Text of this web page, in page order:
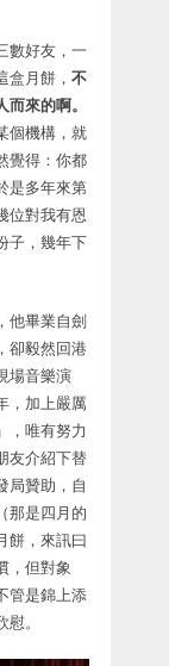
數好友，一
盒月餅， 不
來的啊。
個機構，就
覺得：你都
是多年來第
位對我有恩
子，幾年下
，他畢業自劍
卻毅然回港
場音樂演
，加上嚴厲
，唯有努力
友介紹下替
局贊助，自
那是四月的
餅，來訊曰
，但對象
管是錦上添
。